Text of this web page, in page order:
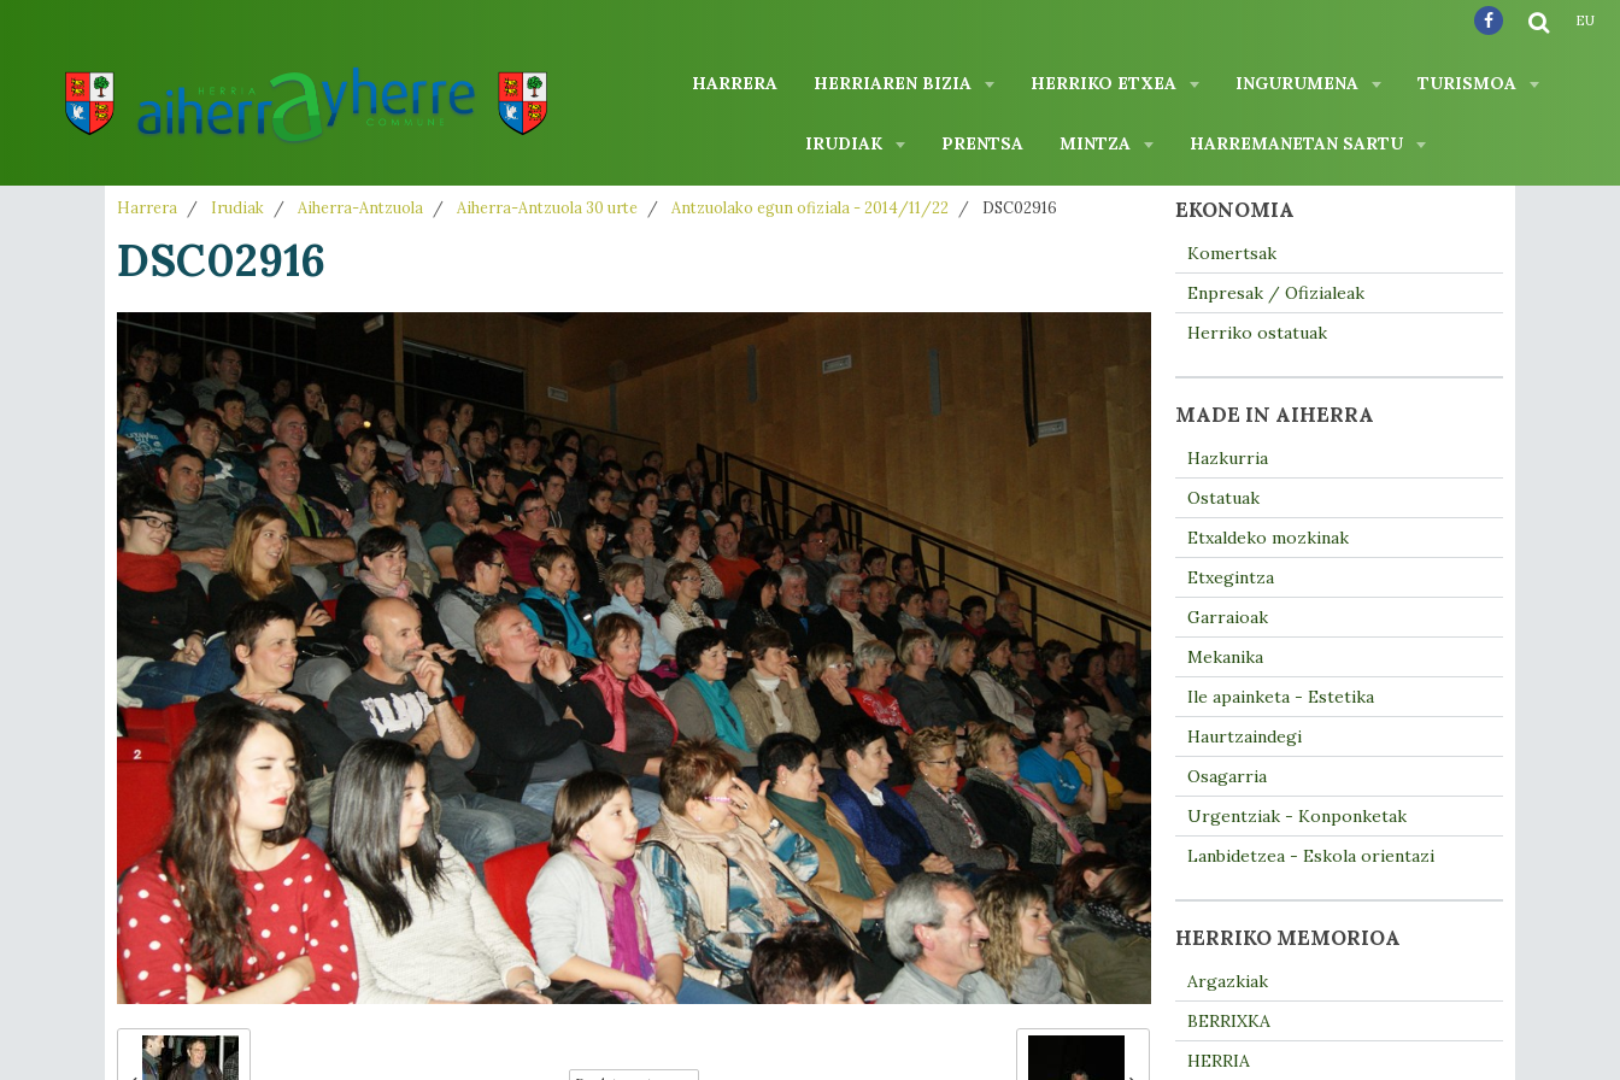
HARRERA HERRIAREN BIZIA HERRIKO ETXEA INGURUMENA TURISMOA
IRUDIAK PRENTSA MINTZA HARREMANETAN SARTU
EU
Harrera Irudiak Aiherra-Antzuola Aiherra-Antzuola 30 urte Antzuolako egun ofiziala - 2014/11/22 DSC02916
DSC02916
EKONOMIA
Komertsak
Enpresak / Ofizialeak
Herriko ostatuak
MADE IN AIHERRA
Hazkurria
Ostatuak
Etxaldeko mozkinak
Etxegintza
Garraioak
Mekanika
Ile apainketa - Estetika
Haurtzaindegi
Osagarria
Urgentziak - Konponketak
Lanbidetzea - Eskola orientazi
HERRIKO MEMORIOA
Argazkiak
BERRIXKA
HERRIA